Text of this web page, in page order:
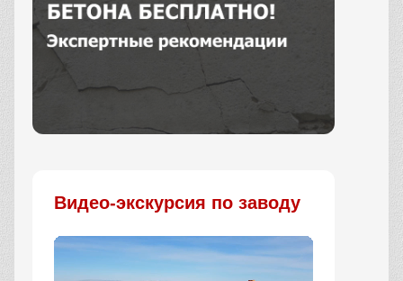
Видео-экскурсия по заводу